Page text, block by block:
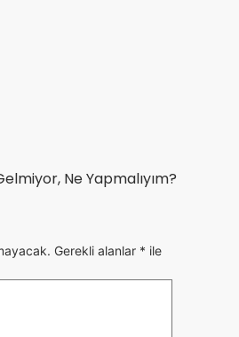
Ne Yapmalıyım?
Gerekli alanlar * ile